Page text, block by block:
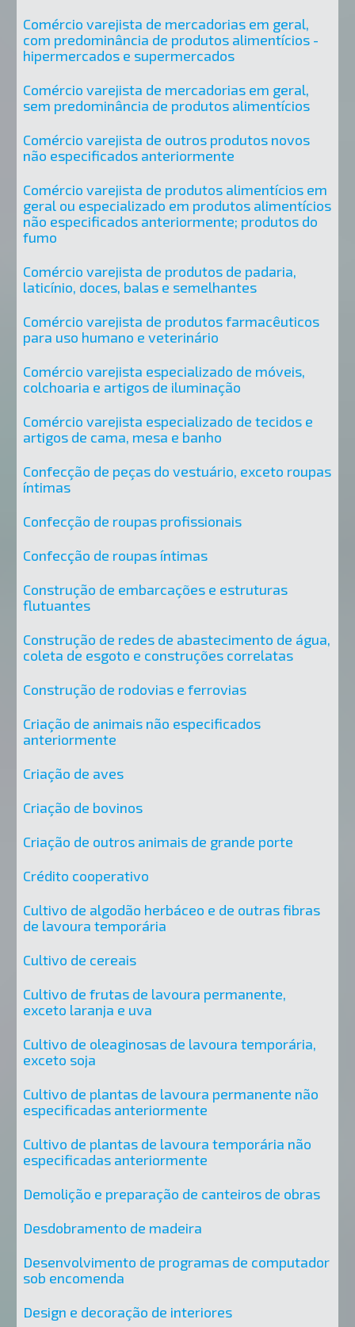
Comércio varejista de mercadorias em geral,
com predominância de produtos alimentícios -
hipermercados e supermercados
Comércio varejista de mercadorias em geral,
sem predominância de produtos alimentícios
Comércio varejista de outros produtos novos
não especificados anteriormente
Comércio varejista de produtos alimentícios em
geral ou especializado em produtos alimentícios
não especificados anteriormente; produtos do
fumo
Comércio varejista de produtos de padaria,
laticínio, doces, balas e semelhantes
Comércio varejista de produtos farmacêuticos
para uso humano e veterinário
Comércio varejista especializado de móveis,
colchoaria e artigos de iluminação
Comércio varejista especializado de tecidos e
artigos de cama, mesa e banho
Confecção de peças do vestuário, exceto roupas
íntimas
Confecção de roupas profissionais
Confecção de roupas íntimas
Construção de embarcações e estruturas
flutuantes
Construção de redes de abastecimento de água,
coleta de esgoto e construções correlatas
Construção de rodovias e ferrovias
Criação de animais não especificados
anteriormente
Criação de aves
Criação de bovinos
Criação de outros animais de grande porte
Crédito cooperativo
Cultivo de algodão herbáceo e de outras fibras
de lavoura temporária
Cultivo de cereais
Cultivo de frutas de lavoura permanente,
exceto laranja e uva
Cultivo de oleaginosas de lavoura temporária,
exceto soja
Cultivo de plantas de lavoura permanente não
especificadas anteriormente
Cultivo de plantas de lavoura temporária não
especificadas anteriormente
Demolição e preparação de canteiros de obras
Desdobramento de madeira
Desenvolvimento de programas de computador
sob encomenda
Design e decoração de interiores